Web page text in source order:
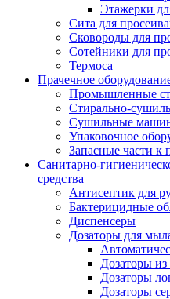
Этажерки
Сита для
Сковороды для
Сотейники для
Термоса
Прачечное
Промышленные
Стирально-
Сушильные
Упаковочное
Запасные части к
Санитарно-
средства
Антисептик для
Бактерицидные
Диспенсеры
Дозаторы для
Дозаторы
Дозаторы
Дозаторы